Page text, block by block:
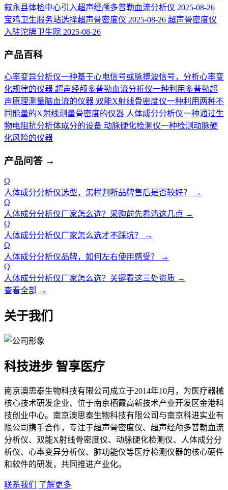
叙永县体检中心引入超声经颅多普勒血流分析仪 2025-08-26
宝鸡卫生服务站选择超声骨密度仪 2025-08-26 超声骨密度仪
入驻沱牌卫生院 2025-08-26
产品百科
心率变异分析仪一种基于心电信号或脉搏波信号，分析心率变
化规律的仪器 超声经颅多普勒血流分析仪一种利用多普勒超
声原理测量脑血流的仪器 双能X射线骨密度仪一种利用两种不
同能量的X射线测量骨密度的仪器 人体成分分析仪一种通过生
物电阻抗分析体成分的设备 动脉硬化检测仪一种检测动脉硬
化风险的仪器
产品问答 →
Q
人体成分分析仪选型，怎样判断品牌售后是否较好？
→
Q
人体成分分析仪厂家怎么选？采购前先看清这几点 →
Q
人体成分分析仪厂家怎么选才不踩坑？
→
Q
人体成分分析仪品牌，如何左右使用感受？
→
Q
人体成分分析仪厂家怎么选？关键看这三处资质 →
查看全部 →
关于我们
科技进步 智享医疗
南京澳思泰生物科技有限公司成立于2014年10月，为医疗器械
核心技术研发企业、位于南京栖霞高新技术产业开发区金港科
技创业中心。南京澳思泰生物科技有限公司与南京科进实业有
限公司携手合作，专注于超声骨密度仪、超声经颅多普勒血流
分析仪、双能X射线骨密度仪、动脉硬化检测仪、人体成分分
析仪、心率变异分析仪、肺功能仪等医疗检测仪器的核心硬件
和软件的研发，共同推进产业化。
联系我们 了解更多